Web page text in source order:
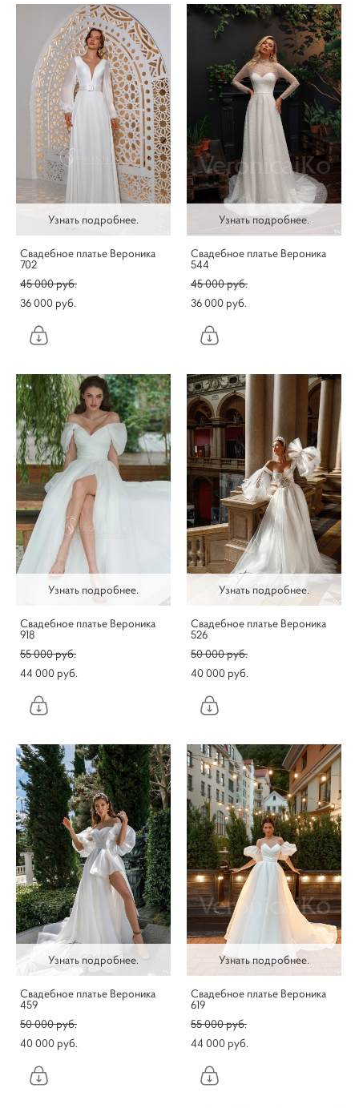
Узнать подробнее.
Свадебное платье Вероника
702
45 000 pуб.
36 000 pуб.
Узнать подробнее.
Свадебное платье Вероника
544
45 000 pуб.
36 000 pуб.
Узнать подробнее.
Свадебное платье Вероника
918
55 000 pуб.
44 000 pуб.
Узнать подробнее.
Свадебное платье Вероника
526
50 000 pуб.
40 000 pуб.
Узнать подробнее.
Свадебное платье Вероника
459
50 000 pуб.
40 000 pуб.
Узнать подробнее.
Свадебное платье Вероника
619
55 000 pуб.
44 000 pуб.